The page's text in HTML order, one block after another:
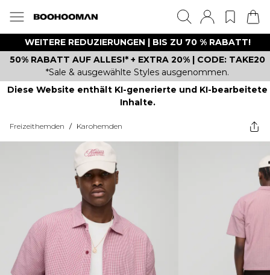
WEITERE REDUZIERUNGEN | BIS ZU 70 % RABATT!
50% RABATT AUF ALLES!* + EXTRA 20% | CODE: TAKE20
*Sale & ausgewählte Styles ausgenommen.
Diese Website enthält KI-generierte und KI-bearbeitete
Inhalte.
Freizeithemden / Karohemden